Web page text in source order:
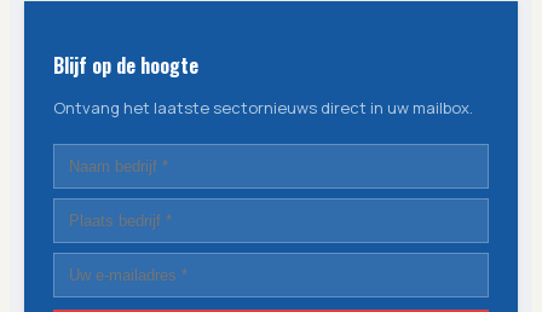
Blijf op de hoogte
Ontvang het laatste sectornieuws direct in uw mailbox.